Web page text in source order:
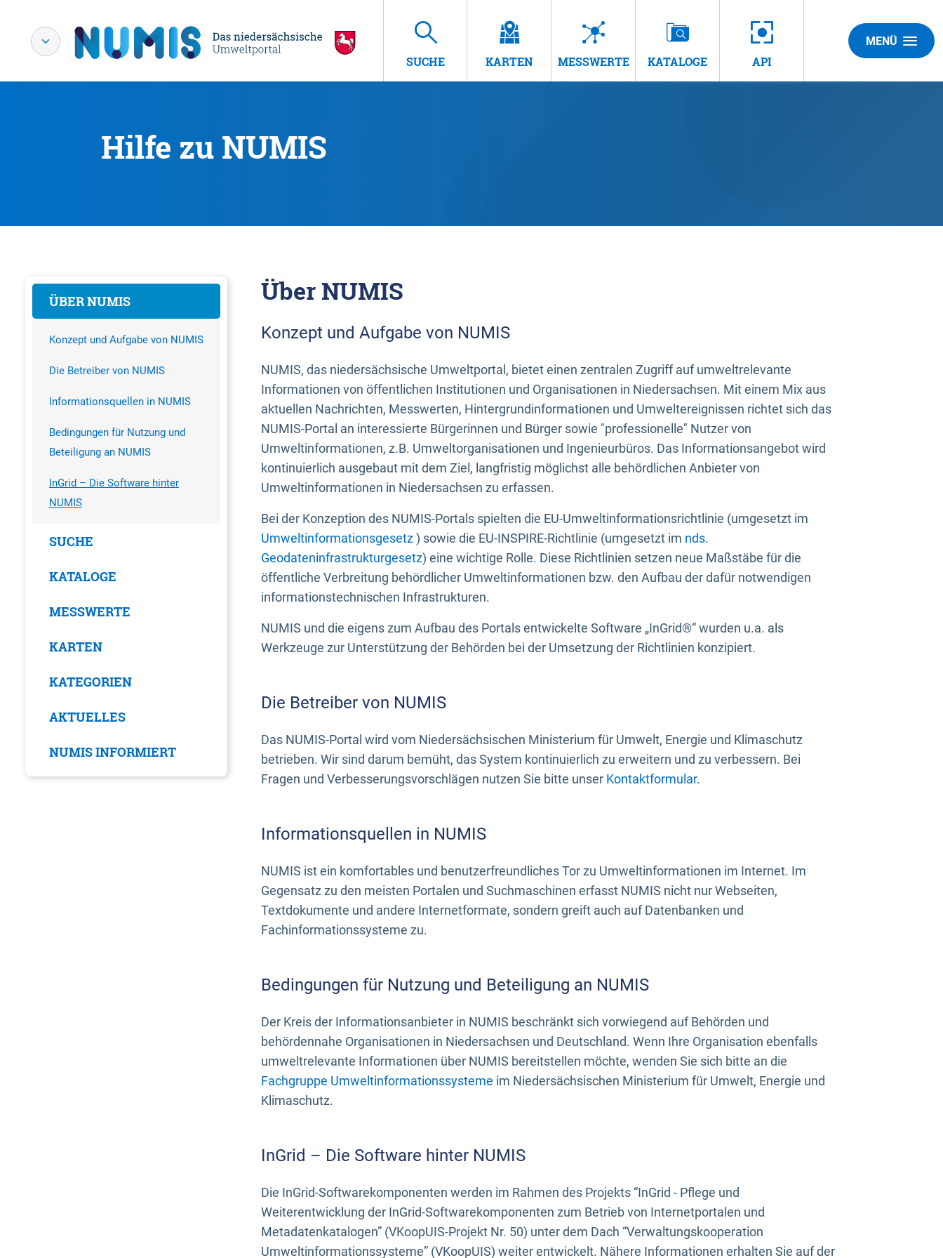
SUCHE KARTEN MESSWERTE KATALOGE API
MENÜ
Hilfe zu NUMIS
ÜBER NUMIS
Konzept und Aufgabe von NUMIS
Die Betreiber von NUMIS
Informationsquellen in NUMIS
Bedingungen für Nutzung und
Beteiligung an NUMIS
InGrid – Die Software hinter
NUMIS
SUCHE
KATALOGE
MESSWERTE
KARTEN
KATEGORIEN
AKTUELLES
NUMIS INFORMIERT
Über NUMIS
Konzept und Aufgabe von NUMIS
NUMIS, das niedersächsische Umweltportal, bietet einen zentralen Zugriff auf umweltrelevante
Informationen von öffentlichen Institutionen und Organisationen in Niedersachsen. Mit einem Mix aus
aktuellen Nachrichten, Messwerten, Hintergrundinformationen und Umweltereignissen richtet sich das
NUMIS-Portal an interessierte Bürgerinnen und Bürger sowie "professionelle" Nutzer von
Umweltinformationen, z.B. Umweltorganisationen und Ingenieurbüros. Das Informationsangebot wird
kontinuierlich ausgebaut mit dem Ziel, langfristig möglichst alle behördlichen Anbieter von
Umweltinformationen in Niedersachsen zu erfassen.
Bei der Konzeption des NUMIS-Portals spielten die EU-Umweltinformationsrichtlinie (umgesetzt im
Umweltinformationsgesetz) sowie die EU-INSPIRE-Richtlinie (umgesetzt im nds.
Geodateninfrastrukturgesetz) eine wichtige Rolle. Diese Richtlinien setzen neue Maßstäbe für die
öffentliche Verbreitung behördlicher Umweltinformationen bzw. den Aufbau der dafür notwendigen
informationstechnischen Infrastrukturen.
NUMIS und die eigens zum Aufbau des Portals entwickelte Software „InGrid®“ wurden u.a. als
Werkzeuge zur Unterstützung der Behörden bei der Umsetzung der Richtlinien konzipiert.
Die Betreiber von NUMIS
Das NUMIS-Portal wird vom Niedersächsischen Ministerium für Umwelt, Energie und Klimaschutz
betrieben. Wir sind darum bemüht, das System kontinuierlich zu erweitern und zu verbessern. Bei
Fragen und Verbesserungsvorschlägen nutzen Sie bitte unser Kontaktformular.
Informationsquellen in NUMIS
NUMIS ist ein komfortables und benutzerfreundliches Tor zu Umweltinformationen im Internet. Im
Gegensatz zu den meisten Portalen und Suchmaschinen erfasst NUMIS nicht nur Webseiten,
Textdokumente und andere Internetformate, sondern greift auch auf Datenbanken und
Fachinformationssysteme zu.
Bedingungen für Nutzung und Beteiligung an NUMIS
Der Kreis der Informationsanbieter in NUMIS beschränkt sich vorwiegend auf Behörden und
behördennahe Organisationen in Niedersachsen und Deutschland. Wenn Ihre Organisation ebenfalls
umweltrelevante Informationen über NUMIS bereitstellen möchte, wenden Sie sich bitte an die
Fachgruppe Umweltinformationssysteme im Niedersächsischen Ministerium für Umwelt, Energie und
Klimaschutz.
InGrid – Die Software hinter NUMIS
Die InGrid-Softwarekomponenten werden im Rahmen des Projekts “InGrid - Pflege und
Weiterentwicklung der InGrid-Softwarekomponenten zum Betrieb von Internetportalen und
Metadatenkatalogen” (VKoopUIS-Projekt Nr. 50) unter dem Dach “Verwaltungskooperation
Umweltinformationssysteme” (VKoopUIS) weiter entwickelt. Nähere Informationen erhalten Sie auf der